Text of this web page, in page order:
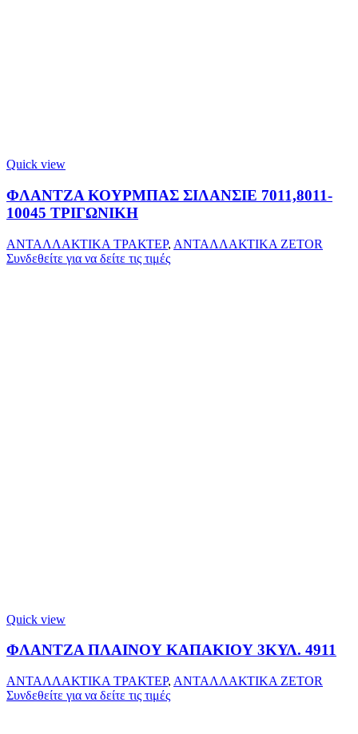
Quick view
ΦΛΑΝΤΖΑ ΚΟΥΡΜΠΑΣ ΣΙΛΑΝΣΙΕ 7011,8011-
10045 ΤΡΙΓΩΝΙΚΗ
ΑΝΤΑΛΛΑΚΤΙΚΑ ΤΡΑΚΤΕΡ, ΑΝΤΑΛΛΑΚΤΙΚΑ ZETOR
Συνδεθείτε για να δείτε τις τιμές
Quick view
ΦΛΑΝΤΖΑ ΠΛΑΙΝΟΥ ΚΑΠΑΚΙΟΥ 3ΚΥΛ. 4911
ΑΝΤΑΛΛΑΚΤΙΚΑ ΤΡΑΚΤΕΡ, ΑΝΤΑΛΛΑΚΤΙΚΑ ZETOR
Συνδεθείτε για να δείτε τις τιμές